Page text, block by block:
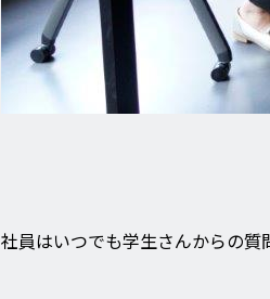
社員はいつでも学生さんからの質